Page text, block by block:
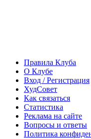
Правила Клуба
О Клубе
Вход / Регистрация
ХудСовет
Как связаться
Статистика
Реклама на сайте
Вопросы и ответы
Политика